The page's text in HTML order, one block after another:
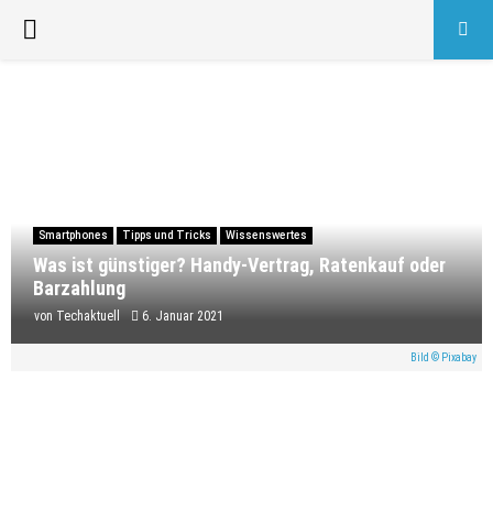
PRIMARY
Smartphones Tipps und Tricks Wissenswertes
Was ist günstiger? Handy-Vertrag, Ratenkauf oder
Barzahlung
von Techaktuell 6. Januar 2021
Bild © Pixabay